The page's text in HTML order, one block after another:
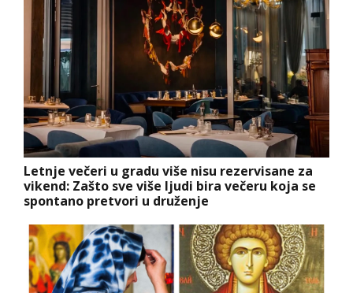
Letnje večeri u gradu više nisu rezervisane za
vikend: Zašto sve više ljudi bira večeru koja se
spontano pretvori u druženje